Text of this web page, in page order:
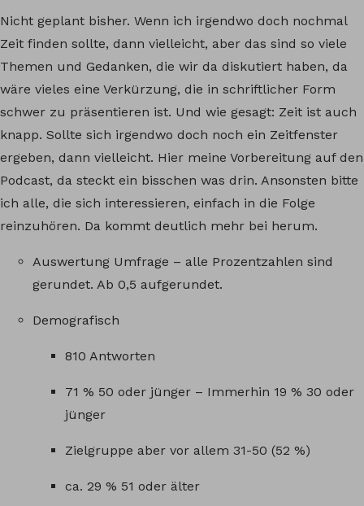
Nicht geplant bisher. Wenn ich irgendwo doch nochmal
Zeit finden sollte, dann vielleicht, aber das sind so viele
Themen und Gedanken, die wir da diskutiert haben, da
wäre vieles eine Verkürzung, die in schriftlicher Form
schwer zu präsentieren ist. Und wie gesagt: Zeit ist auch
knapp. Sollte sich irgendwo doch noch ein Zeitfenster
ergeben, dann vielleicht. Hier meine Vorbereitung auf den
Podcast, da steckt ein bisschen was drin. Ansonsten bitte
ich alle, die sich interessieren, einfach in die Folge
reinzuhören. Da kommt deutlich mehr bei herum.
Auswertung Umfrage – alle Prozentzahlen sind
gerundet. Ab 0,5 aufgerundet.
Demografisch
810 Antworten
71 % 50 oder jünger – Immerhin 19 % 30 oder
jünger
Zielgruppe aber vor allem 31-50 (52 %)
ca. 29 % 51 oder älter